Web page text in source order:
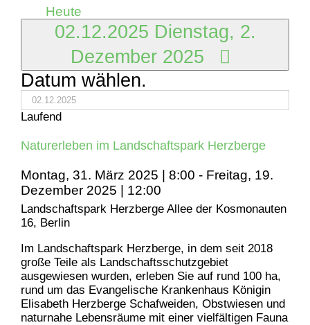
Heute
02.12.2025 Dienstag, 2.
Dezember 2025
Datum wählen.
Laufend
Naturerleben im Landschaftspark Herzberge
Montag, 31. März 2025 | 8:00 - Freitag, 19.
Dezember 2025 | 12:00
Landschaftspark Herzberge Allee der Kosmonauten
16, Berlin
Im Landschaftspark Herzberge, in dem seit 2018
große Teile als Landschaftsschutzgebiet
ausgewiesen wurden, erleben Sie auf rund 100 ha,
rund um das Evangelische Krankenhaus Königin
Elisabeth Herzberge Schafweiden, Obstwiesen und
naturnahe Lebensräume mit einer vielfältigen Fauna